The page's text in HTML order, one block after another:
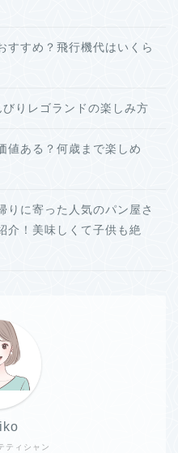
すすめ？飛行機代はいくら
びりレゴランドの楽しみ方
値ある？何歳まで楽しめ
りに寄った人気のパン屋さ
介！美味しくて子供も絶
ィシャン